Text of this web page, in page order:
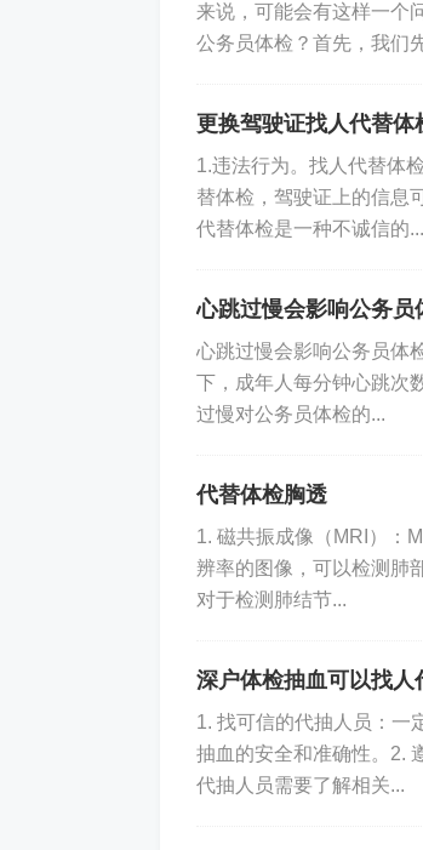
来说，可能会有这样一个
公务员体检？首先，我们
更换驾驶证找人代替体
1.违法行为。找人代替体
替体检，驾驶证上的信息
代替体检是一种不诚信的...
心跳过慢会影响公务员
心跳过慢会影响公务员体
下，成年人每分钟心跳次
过慢对公务员体检的...
代替体检胸透
1. 磁共振成像（MRI）：
辨率的图像，可以检测肺
对于检测肺结节...
深户体检抽血可以找人
1. 找可信的代抽人员：一
抽血的安全和准确性。2.
代抽人员需要了解相关...